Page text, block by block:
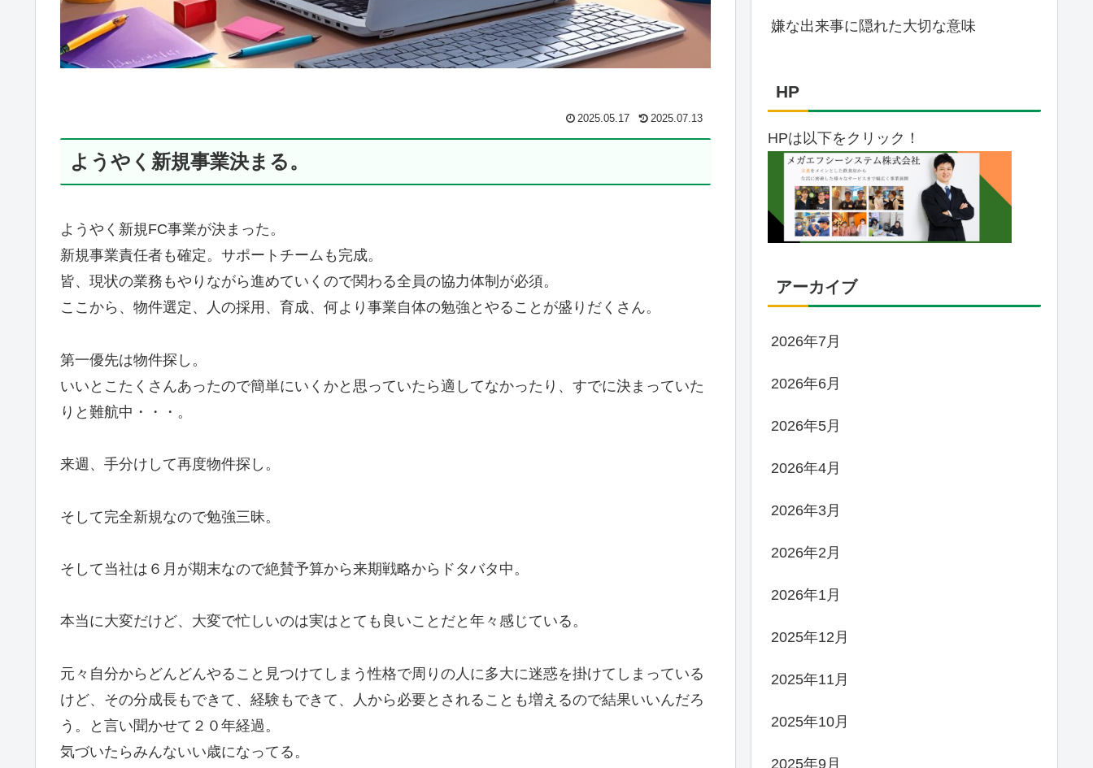
2025.05.17 2025.07.13
ようやく新規事業決まる。
ようやく新規FC事業が決まった。
新規事業責任者も確定。サポートチームも完成。
皆、現状の業務もやりながら進めていくので関わる全員の協力体制が必須。
ここから、物件選定、人の採用、育成、何より事業自体の勉強とやることが盛りだくさん。
第一優先は物件探し。
いいとこたくさんあったので簡単にいくかと思っていたら適してなかったり、すでに決まっていた
りと難航中・・・。
来週、手分けして再度物件探し。
そして完全新規なので勉強三昧。
そして当社は６月が期末なので絶賛予算から来期戦略からドタバタ中。
本当に大変だけど、大変で忙しいのは実はとても良いことだと年々感じている。
元々自分からどんどんやること見つけてしまう性格で周りの人に多大に迷惑を掛けてしまっている
けど、その分成長もできて、経験もできて、人から必要とされることも増えるので結果いいんだろ
う。と言い聞かせて２０年経過。
気づいたらみんないい歳になってる。
嫌な出来事に隠れた大切な意味
HP
HPは以下をクリック！
アーカイブ
2026年7月
2026年6月
2026年5月
2026年4月
2026年3月
2026年2月
2026年1月
2025年12月
2025年11月
2025年10月
2025年9月